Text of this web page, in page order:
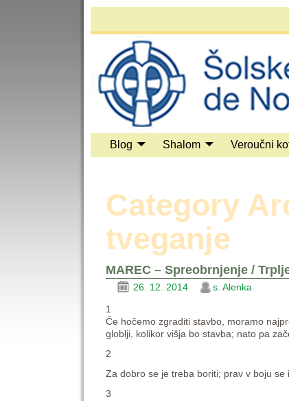
Blog Shalom Veroučni
Category
tveganje
MAREC – Spreobrnjenje /
26. 12. 2014
s. Alenka
1
Če hočemo zgraditi stavbo, moramo
globlji, kolikor višja bo stavba; nato pa
2
Za dobro se je treba boriti; prav v boju se
3